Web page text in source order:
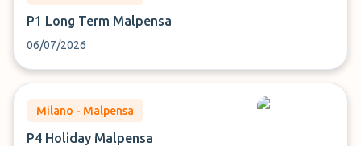
P1 Long Term Malpensa
06/07/2026
Milano - Malpensa
P4 Holiday Malpensa